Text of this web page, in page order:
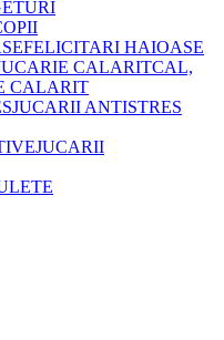
FELICITARI HAIOASE
CAL,
CALARIT
JUCARII ANTISTRES
JUCARII